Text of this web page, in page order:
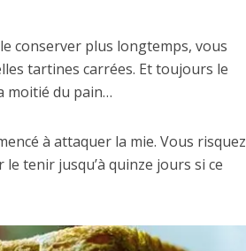
conserver plus longtemps, vous
tartines carrées. Et toujours le
moitié du pain…
à attaquer la mie. Vous risquez
tenir jusqu’à quinze jours si ce